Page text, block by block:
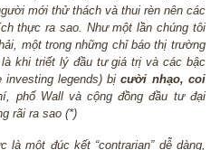
chính chúng ta càng thấm
thẻ điểm nội tâm “inner
các bẫy tâm lý ghen ghét/đố kỵ,
người mới thử thách và thui rèn
đích thực ra sao. Như một lần
phải, một trong những chỉ báo thị
đó là khi triết lý đầu tư giá trị và
investing legends) bịcười